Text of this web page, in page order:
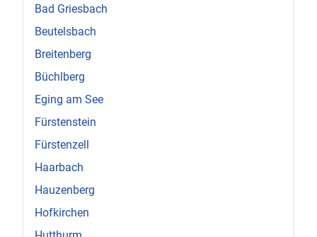
Bad Griesbach
Beutelsbach
Breitenberg
Büchlberg
Eging am See
Fürstenstein
Fürstenzell
Haarbach
Hauzenberg
Hofkirchen